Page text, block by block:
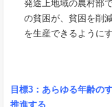
発途上地域の農村部
の貧困が、貧困を削
を生産できるように
目標3 ：あらゆる年齢の
推進する